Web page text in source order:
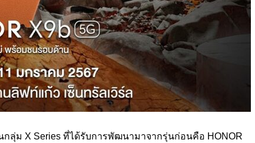
ลุ่ม X Series ที่ได้รับการพัฒนามาจากรุ่นก่อนคือ HONOR